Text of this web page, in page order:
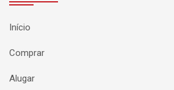
Início
Comprar
Alugar